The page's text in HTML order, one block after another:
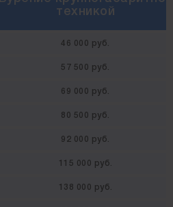
техникой
46 000 руб.
57 500 руб.
69 000 руб.
80 500 руб.
92 000 руб.
115 000 руб.
138 000 руб.